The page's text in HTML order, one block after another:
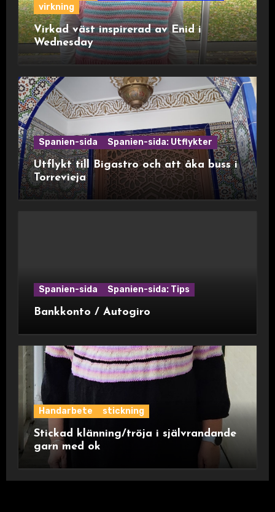
virkning
Virkad väst inspirerad av Enid i
Wednesday
Spanien-sida Spanien-sida: Utflykter
Utflykt till Bigastro och att åka buss i
Torrevieja
Spanien-sida Spanien-sida: Tips
Bankkonto / Autogiro
Handarbete stickning
Stickad klänning/tröja i självrandande
garn med ok